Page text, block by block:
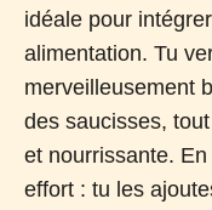
idéale pour
alimentation. Tu
merveilleusement
des saucisses,
et nourrissante.
effort : tu les